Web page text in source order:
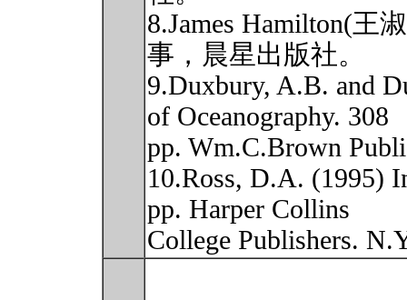
8.James Hamilton(王
事，晨星出版社。
9.Duxbury, A.B. and
of Oceanography. 308
pp. Wm.C.Brown
10.Ross, D.A. (1995)
pp. Harper Collins
College Publishers.